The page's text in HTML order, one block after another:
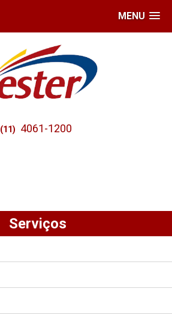
MENU
(11) 4061-1200
Serviços